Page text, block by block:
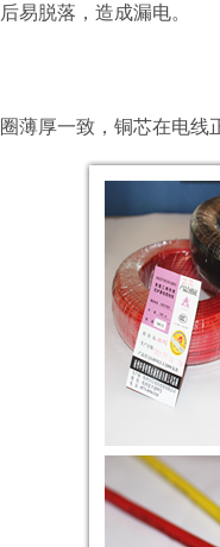
易脱落，造成漏电。
薄厚一致，铜芯在电线